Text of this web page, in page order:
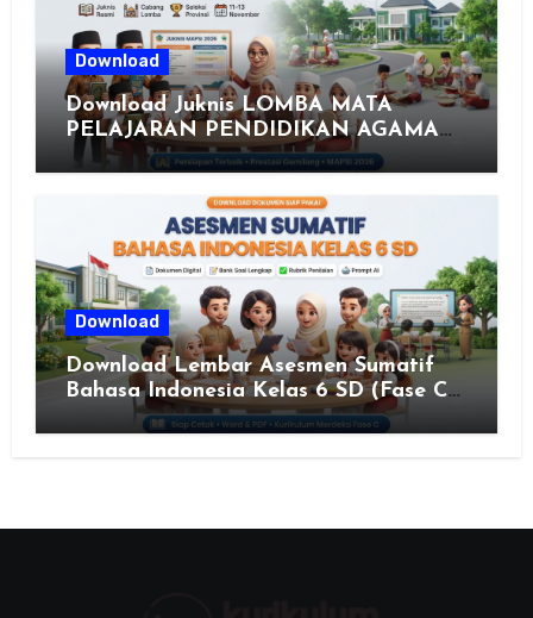
Download
Download Juknis LOMBA MATA
PELAJARAN PENDIDIKAN AGAMA
ISLAM DAN SENI ISLAMI (MAPSI)
JAWA TENGAH TAHUN 2026
Download
Download Lembar Asesmen Sumatif
Bahasa Indonesia Kelas 6 SD (Fase C)
– Bank Soal & Rubrik Penilaian